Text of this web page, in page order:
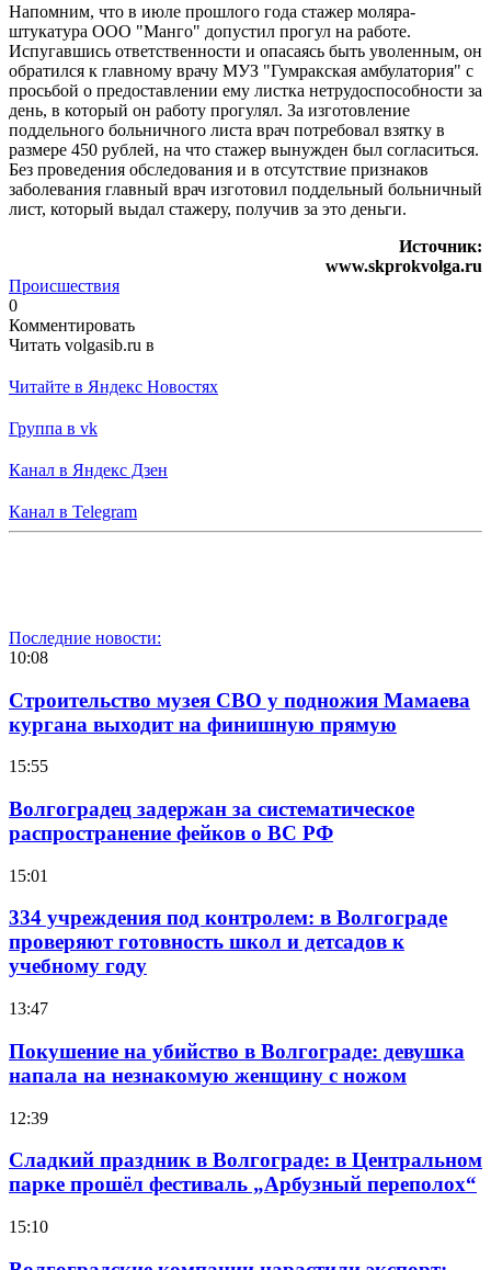
Напомним, что в июле прошлого года стажер моляра-
штукатура ООО "Манго" допустил прогул на работе.
Испугавшись ответственности и опасаясь быть уволенным, он
обратился к главному врачу МУЗ "Гумракская амбулатория" с
просьбой о предоставлении ему листка нетрудоспособности за
день, в который он работу прогулял. За изготовление
поддельного больничного листа врач потребовал взятку в
размере 450 рублей, на что стажер вынужден был согласиться.
Без проведения обследования и в отсутствие признаков
заболевания главный врач изготовил поддельный больничный
лист, который выдал стажеру, получив за это деньги.
Источник:
www.skprokvolga.ru
Происшествия
0
Комментировать
Читать volgasib.ru в
Читайте в Яндекс Новостях
Группа в vk
Канал в Яндекс Дзен
Канал в Telegram
Последние новости:
10:08
Строительство музея СВО у подножия Мамаева
кургана выходит на финишную прямую
15:55
Волгоградец задержан за систематическое
распространение фейков о ВС РФ
15:01
334 учреждения под контролем: в Волгограде
проверяют готовность школ и детсадов к
учебному году
13:47
Покушение на убийство в Волгограде: девушка
напала на незнакомую женщину с ножом
12:39
Сладкий праздник в Волгограде: в Центральном
парке прошёл фестиваль „Арбузный переполох“
15:10